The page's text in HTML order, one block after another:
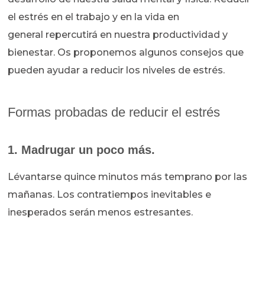
el estrés en el trabajo y en la vida en
general repercutirá en nuestra productividad y
bienestar. Os proponemos algunos consejos que
pueden ayudar a reducir los niveles de estrés.
Formas probadas de reducir el estrés
1. Madrugar un poco más.
Lévantarse quince minutos más temprano por las
mañanas. Los contratiempos inevitables e
inesperados serán menos estresantes.